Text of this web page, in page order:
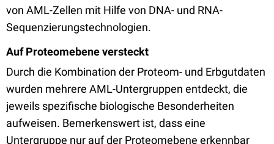
von AML-Zellen mit Hilfe von DNA- und RNA-
Sequenzierungstechnologien.
Auf Proteomebene versteckt
Durch die Kombination der Proteom- und Erbgutdaten
wurden mehrere AML-Untergruppen entdeckt, die
jeweils spezifische biologische Besonderheiten
aufweisen. Bemerkenswert ist, dass eine
Untergruppe nur auf der Proteomebene erkennbar